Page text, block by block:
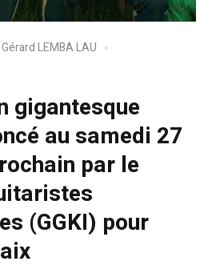
Gérard LEMBA LAU
gigantesque
au samedi 27
par le
(GGKI) pour